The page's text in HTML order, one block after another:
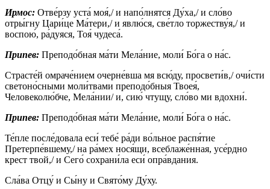
Ирмос: Отве́рзу уста́ моя́,/ и напо́лнятся Ду́ха,/ и сло́во
отры́гну Цари́це Ма́тери,/ и явлю́ся, све́тло торжеству́я,/ и
воспою́, ра́дуяся, Тоя́ чудеса́.
Припев: Преподо́бная ма́ти Мела́ние, моли́ Бо́га о на́с.
Страсте́й омраче́нием очерне́вша мя всю́ду, просвети́в,/ очи́сти
светоно́сными моли́твами преподо́бныя Твоея́,
Человеколю́бче, Мела́нии/ и, сию́ чтущу, сло́во ми вдохни́.
Припев: Преподо́бная ма́ти Мела́ние, моли́ Бо́га о на́с.
Те́пле после́довала еси́ тебе́ ра́ди во́льное распя́тие
Претерпе́вшему,/ на ра́мех нося́щи, всеблаже́нная, усе́рдно
крест твой,/ и Сего́ сохрани́ла еси́ опра́вдания.
Сла́ва Отцу́ и Сы́ну и Свято́му Ду́ху.